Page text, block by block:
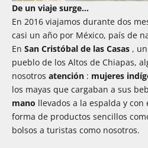
De un viaje surge...
En 2016 viajamos durante dos
casi un año por México, país de
En San Cristóbal de las Casas ,
pueblo de los Altos de Chiapas,
nosotros atención : mujeres
los mayas que cargaban a sus
mano llevados a la espalda y con
forma de productos sencillos
bolsos a turistas como nosotros.